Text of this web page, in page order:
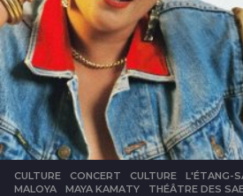
CULTURE CONCERT ,CULTURE ,L'ÉTANG-
MALOYA
,MAYA KAMATY ,THÉÂTRE DES